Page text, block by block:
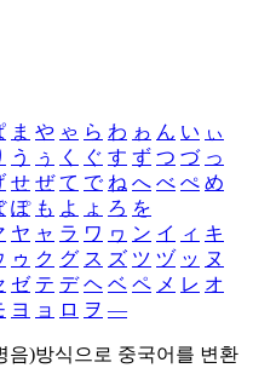
ま や ゃ ら わ ゎ ん い ぃ
う ぅ く ぐ す ず つ づ っ
せ ぜ て で ね へ べ ぺ め
ぽ も よ ょ ろ を
ヤ ャ ラ ワ ヮ ン イ ィ キ
ゥ ク グ ス ズ ツ ヅ ッ ヌ
ゼ テ デ ヘ ベ ペ メ レ オ
ヨ ョ ロ ヲ ―
음)방식으로 중국어를 변환